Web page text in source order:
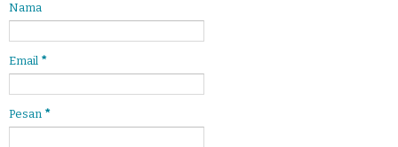
Nama
Email *
Pesan *